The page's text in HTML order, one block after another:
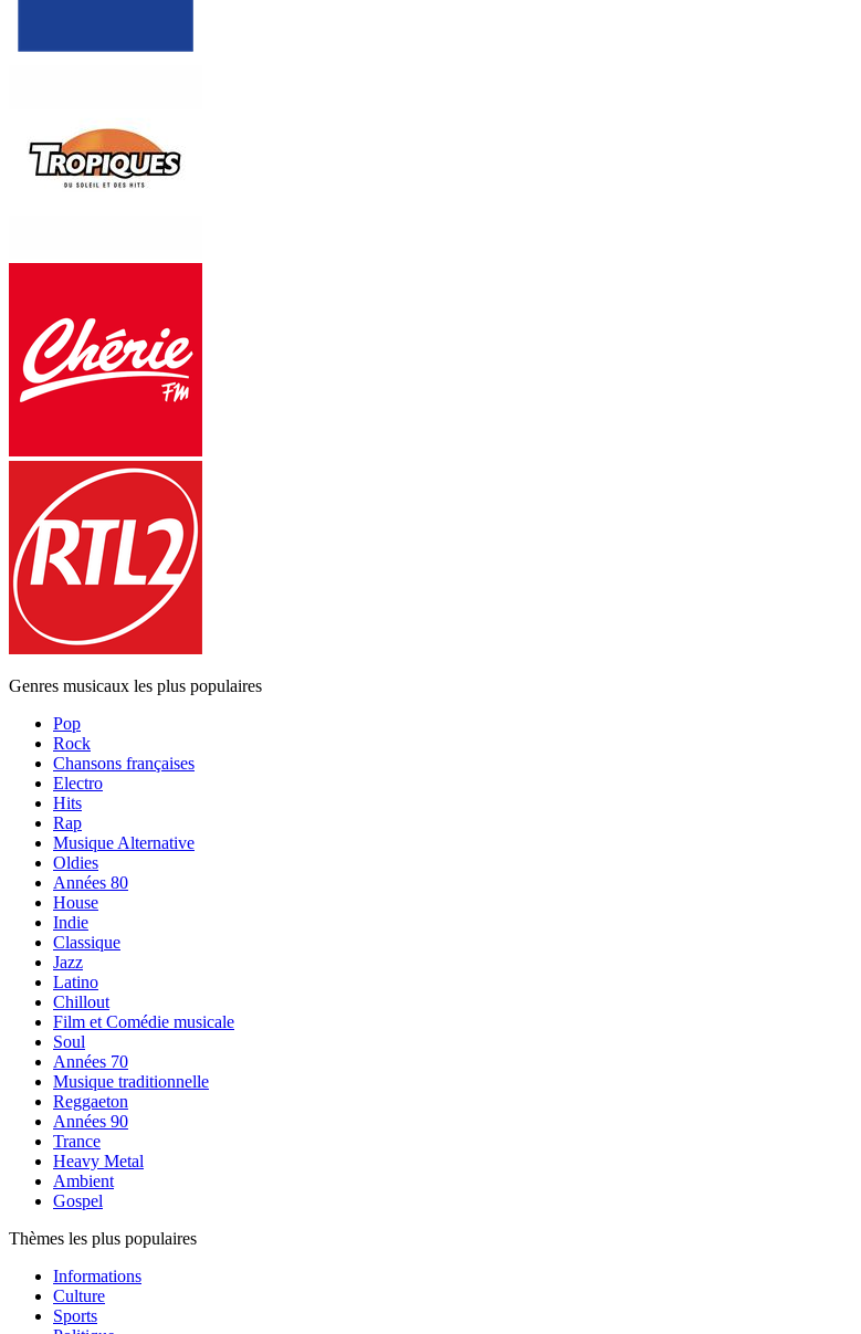
Genres musicaux les plus populaires
Pop
Rock
Chansons françaises
Electro
Hits
Rap
Musique Alternative
Oldies
Années 80
House
Indie
Classique
Jazz
Latino
Chillout
Film et Comédie musicale
Soul
Années 70
Musique traditionnelle
Reggaeton
Années 90
Trance
Heavy Metal
Ambient
Gospel
Thèmes les plus populaires
Informations
Culture
Sports